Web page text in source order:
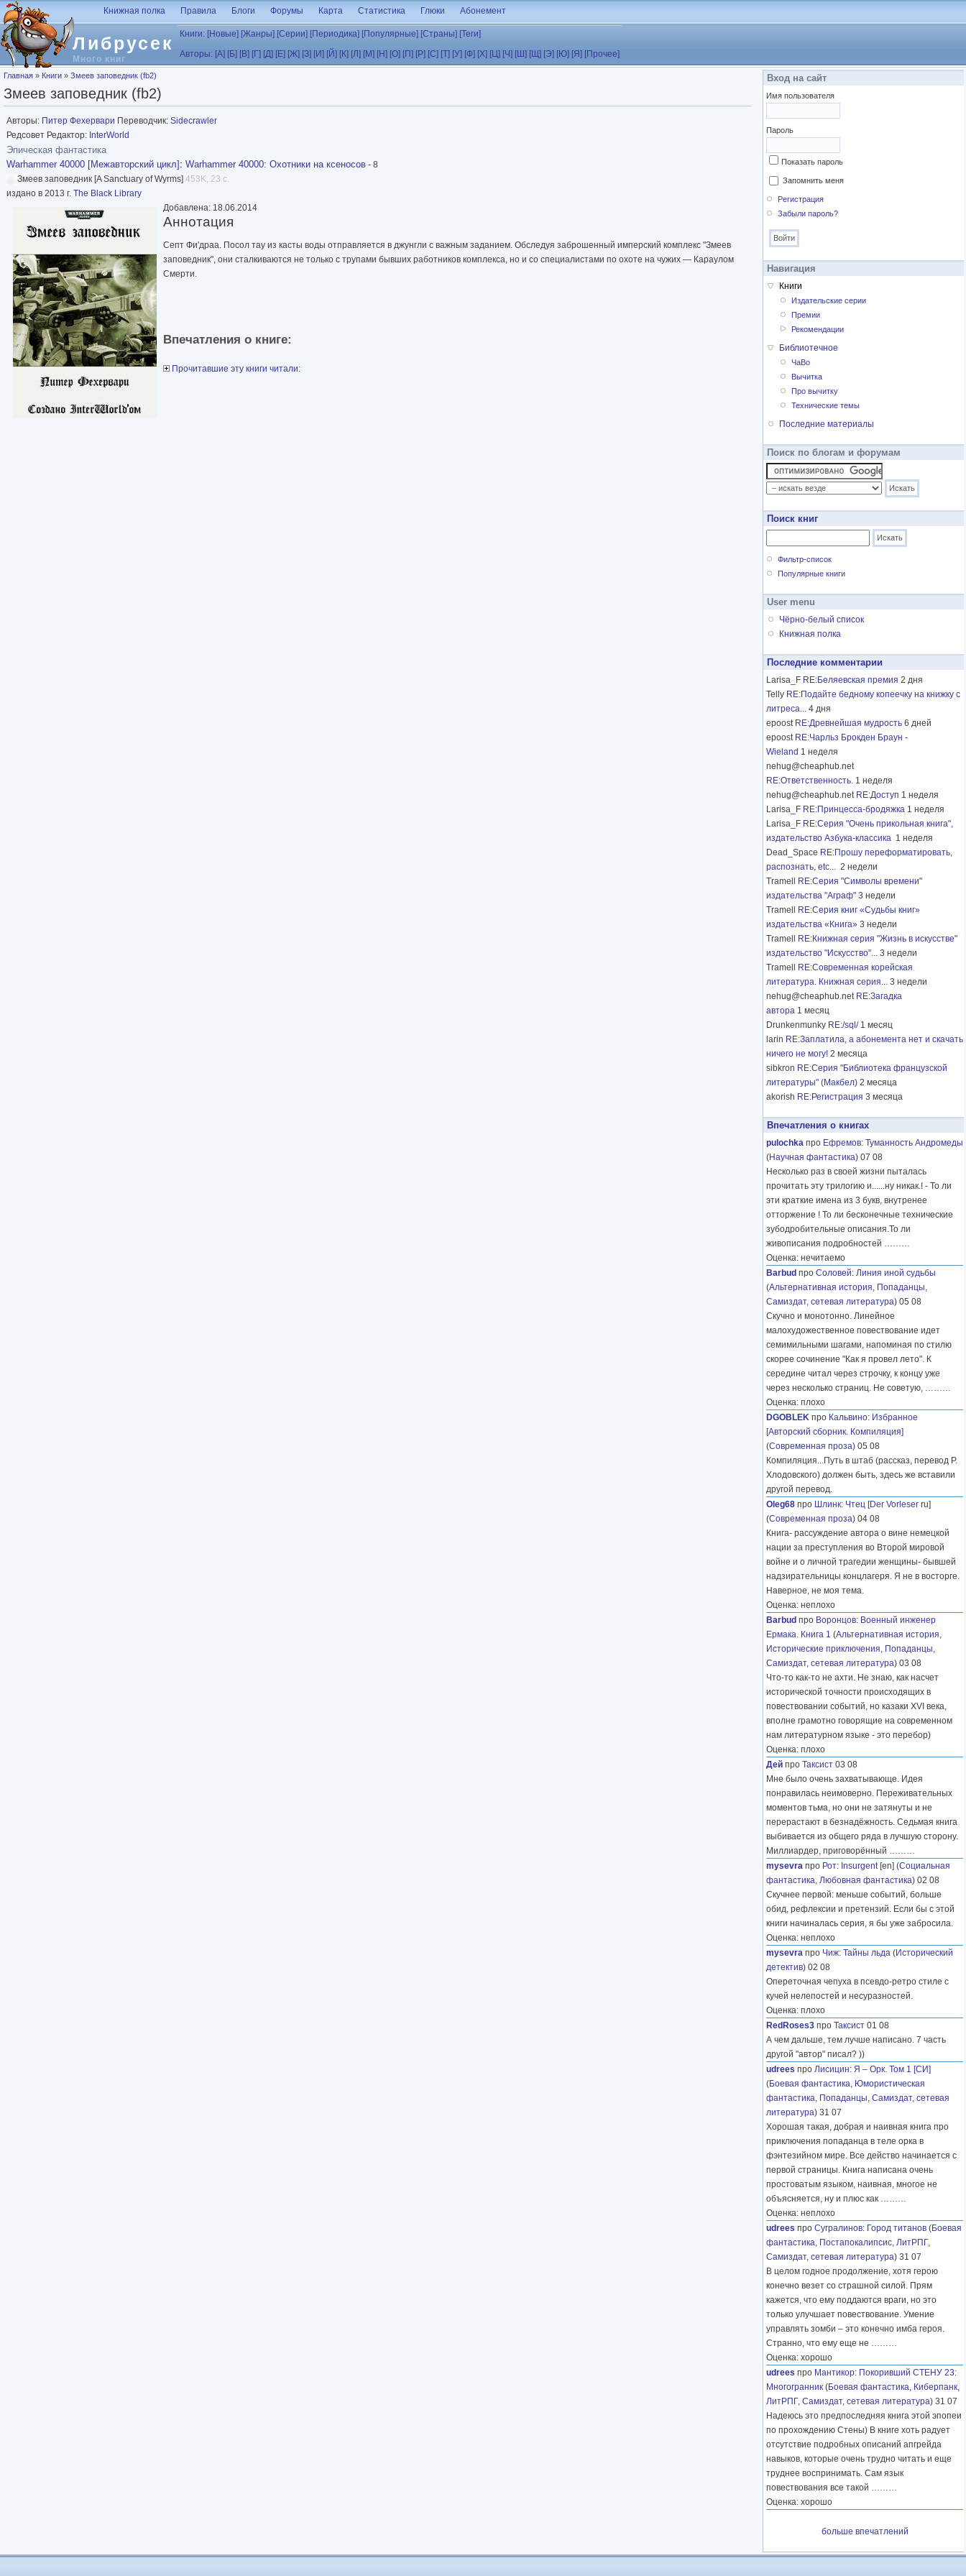
Перейти к основному содержанию
Либрусек
Много книг
Книжная полка Правила Блоги Форумы Карта Статистика Глюки Абонемент
Книги: [Новые] [Жанры] [Серии] [Периодика] [Популярные] [Страны] [Теги]
Авторы: [А] [Б] [В] [Г] [Д] [Е] [Ж] [З] [И] [Й] [К] [Л] [М] [Н] [О] [П] [Р] [С] [Т] [У] [Ф] [Х] [Ц] [Ч] [Ш] [Щ] [Э] [Ю] [Я] [Прочее]
Вы здесь
Главная » Книги » Змеев заповедник (fb2)
Змеев заповедник (fb2)
Авторы: Питер Фехервари Переводчик: Sidecrawler
Редсовет Редактор: InterWorld
Эпическая фантастика
Warhammer 40000 [Межавторский цикл] : Warhammer 40000: Охотники на ксеносов - 8
Змеев заповедник [A Sanctuary of Wyrms] 453K, 23 с.
издано в 2013 г. The Black Library
Добавлена: 18.06.2014
Аннотация
Септ Фи'драа. Посол тау из касты воды отправляется в джунгли с важным заданием. Обследуя заброшенный имперский комплекс "Змеев
заповедник", они сталкиваются не только с трупами бывших работников комплекса, но и со специалистами по охоте на чужих — Караулом
Смерти.
Впечатления о книге:
Прочитавшие эту книги читали:
Вход на сайт
Имя пользователя
Пароль
Показать пароль
Запомнить меня
Регистрация
Забыли пароль?
Навигация
Книги
Издательские серии
Премии
Рекомендации
Библиотечное
ЧаВо
Вычитка
Про вычитку
Технические темы
Последние материалы
Поиск по блогам и форумам
Поиск книг
Фильтр-список
Популярные книги
User menu
Чёрно-белый список
Книжная полка
Последние комментарии
Larisa_F RE:Беляевская премия 2 дня
Telly RE:Подайте бедному копеечку на книжку с
литреса... 4 дня
epoost RE:Древнейшая мудрость 6 дней
epoost RE:Чарльз Брокден Браун -
Wieland 1 неделя
nehug@cheaphub.net
RE:Ответственность. 1 неделя
nehug@cheaphub.net RE:Доступ 1 неделя
Larisa_F RE:Принцесса-бродяжка 1 неделя
Larisa_F RE:Серия "Очень прикольная книга",
издательство Азбука-классика 1 неделя
Dead_Space RE:Прошу переформатировать,
распознать, etc... 2 недели
Tramell
RE:Серия "Символы времени"
издательства "Аграф" 3 недели
Tramell
RE:Серия книг «Судьбы книг»
издательства «Книга» 3 недели
Tramell
RE:Книжная серия "Жизнь в искусстве"
издательство "Искусство"... 3 недели
Tramell
RE:Современная корейская
литература. Книжная серия... 3 недели
nehug@cheaphub.net RE:Загадка
автора 1 месяц
Drunkenmunky RE:/sql/ 1 месяц
larin RE:Заплатила, а абонемента нет и скачать
ничего не могу! 2 месяца
sibkron RE:Серия "Библиотека французской
литературы" (Макбел) 2 месяца
akorish RE:Регистрация 3 месяца
Впечатления о книгах
pulochka про Ефремов: Туманность Андромеды
(Научная фантастика) 07 08
Несколько раз в своей жизни пыталась
прочитать эту трилогию и......ну никак.! - То ли
эти краткие имена из 3 букв, внутренее
отторжение ! То ли бесконечные технические
зубодробительные описания.То ли
живописания подробностей ………
Оценка: нечитаемо
Barbud про Соловей: Линия иной судьбы
(Альтернативная история, Попаданцы,
Самиздат, сетевая литература) 05 08
Скучно и монотонно. Линейное
малохудожественное повествование идет
семимильными шагами, напоминая по стилю
скорее сочинение "Как я провел лето". К
середине читал через строчку, к концу уже
через несколько страниц. Не советую, ………
Оценка: плохо
DGOBLEK про Кальвино: Избранное
[Авторский сборник. Компиляция]
(Современная проза) 05 08
Компиляция...Путь в штаб (рассказ, перевод Р.
Хлодовского) должен быть, здесь же вставили
другой перевод.
Oleg68 про Шлинк: Чтец [Der Vorleser ru]
(Современная проза) 04 08
Книга- рассуждение автора о вине немецкой
нации за преступления во Второй мировой
войне и о личной трагедии женщины- бывшей
надзирательницы концлагеря. Я не в восторге.
Наверное, не моя тема.
Оценка: неплохо
Barbud про Воронцов: Военный инженер
Ермака. Книга 1 (Альтернативная история,
Исторические приключения, Попаданцы,
Самиздат, сетевая литература) 03 08
Что-то как-то не ахти. Не знаю, как насчет
исторической точности происходящих в
повествовании событий, но казаки XVI века,
вполне грамотно говорящие на современном
нам литературном языке - это перебор)
Оценка: плохо
Дей про Таксист 03 08
Мне было очень захватывающе. Идея
понравилась неимоверно. Переживательных
моментов тьма, но они не затянуты и не
перерастают в безнадёжность. Седьмая книга
выбивается из общего ряда в лучшую сторону.
Миллиардер, приговорённый ………
mysevra про Рот: Insurgent[en] (Социальная
фантастика, Любовная фантастика) 02 08
Скучнее первой: меньше событий, больше
обид, рефлексии и претензий. Если бы с этой
книги начиналась серия, я бы уже забросила.
Оценка: неплохо
mysevra про Чиж: Тайны льда (Исторический
детектив) 02 08
Опереточная чепуха в псевдо-ретро стиле с
кучей нелепостей и несуразностей.
Оценка: плохо
RedRoses3 про Таксист 01 08
А чем дальше, тем лучше написано. 7 часть
другой "автор" писал? ))
udrees про Лисицин: Я – Орк. Том 1 [СИ]
(Боевая фантастика, Юмористическая
фантастика, Попаданцы, Самиздат, сетевая
литература) 31 07
Хорошая такая, добрая и наивная книга про
приключения попаданца в теле орка в
фэнтезийном мире. Все действо начинается с
первой страницы. Книга написана очень
простоватым языком, наивная, многое не
объясняется, ну и плюс как ………
Оценка: неплохо
udrees про Сугралинов: Город титанов (Боевая
фантастика, Постапокалипсис, ЛитРПГ,
Самиздат, сетевая литература) 31 07
В целом годное продолжение, хотя герою
конечно везет со страшной силой. Прям
кажется, что ему поддаются враги, но это
только улучшает повествование. Умение
управлять зомби – это конечно имба героя.
Странно, что ему еще не ………
Оценка: хорошо
udrees про Мантикор: Покоривший СТЕНУ 23:
Многогранник (Боевая фантастика, Киберпанк,
ЛитРПГ, Самиздат, сетевая литература) 31 07
Надеюсь это предпоследняя книга этой эпопеи
по прохождению Стены) В книге хоть радует
отсутствие подробных описаний апгрейда
навыков, которые очень трудно читать и еще
труднее воспринимать. Сам язык
повествования все такой ………
Оценка: хорошо
больше впечатлений